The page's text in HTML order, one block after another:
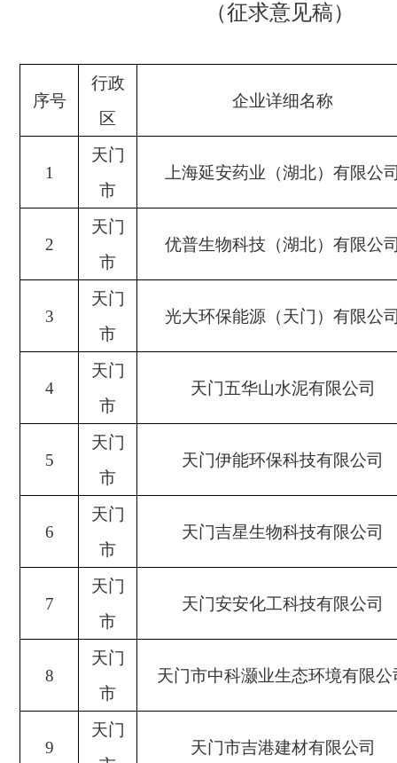
（征求意见稿）
序号
行政
区
企业详细名称
1
天门
市
上海延安药业（湖北）有限公
2
天门
市
优普生物科技（湖北）有限公
3
天门
市
光大环保能源（天门）有限公
4
天门
市
天门五华山水泥有限公司
5
天门
市
天门伊能环保科技有限公司
6
天门
市
天门吉星生物科技有限公司
7
天门
市
天门安安化工科技有限公司
8
天门
市
天门市中科灏业生态环境有限公
9
天门
天门市吉港建材有限公司